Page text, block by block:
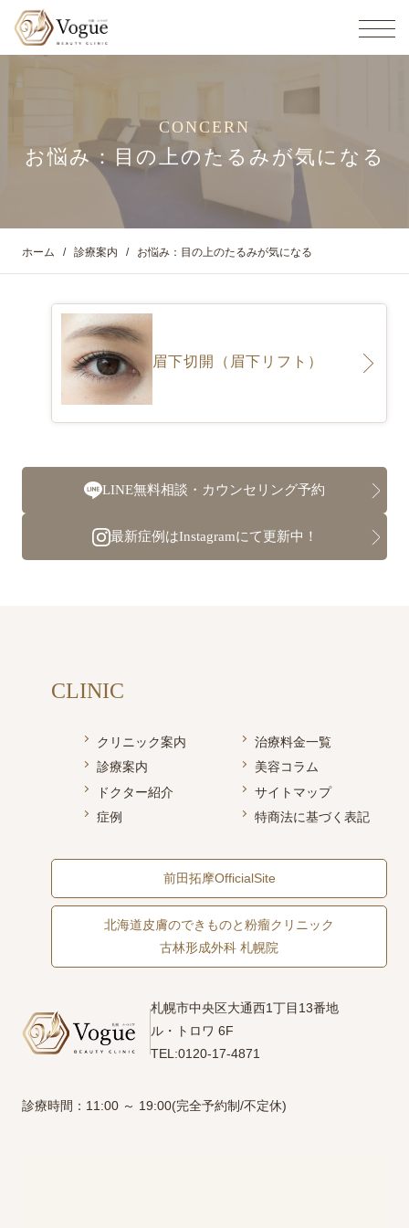
CONCERN
お悩み：目の上のたるみが気になる
ホーム 診療案内 お悩み：目の上のたるみが気になる
眉下切開（眉下リフト）
LINE無料相談・カウンセリング予約
最新症例はInstagramにて更新中！
札幌市中央区大通西1丁目13番地
ル・トロワ 6F
TEL:0120-17-4871
診療時間：11:00 ～ 19:00(完全予約制/不定休)
CLINIC
クリニック案内
診療案内
ドクター紹介
症例
治療料金一覧
美容コラム
サイトマップ
特商法に基づく表記
前田拓摩OfficialSite
北海道皮膚のできものと粉瘤クリニック
古林形成外科 札幌院